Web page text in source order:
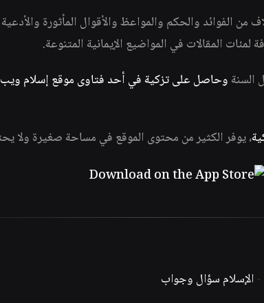
الفوائد والحكم والمواعظ والأقوال المأثورة والأدعية
لمئات المقالات في المواضيع الإيمانية المتنوعة.
السنة وحاصل على تزكية في أحد فتاوى موقع إسلام ويب
، يوفر الكثير من محتوى الموقع في مساحة صغيرة ولا
-الإسلام سؤال وجواب